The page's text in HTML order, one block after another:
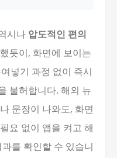
시나 압도적인 편의
듯이, 화면에 보이는
넣기 과정 없이 즉시
불허합니다. 해외 뉴
문장이 나와도, 화면
요 없이 앱을 켜고 해
를 확인할 수 있습니